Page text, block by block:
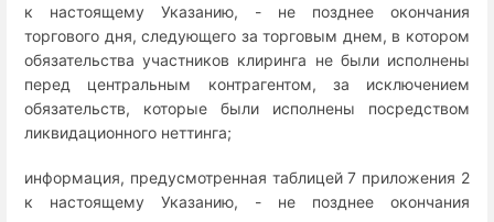
к настоящему Указанию, - не позднее окончания
торгового дня, следующего за торговым днем, в котором
обязательства участников клиринга не были исполнены
перед центральным контрагентом, за исключением
обязательств, которые были исполнены посредством
ликвидационного неттинга;
информация, предусмотренная таблицей 7 приложения 2
к настоящему Указанию, - не позднее окончания